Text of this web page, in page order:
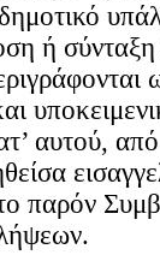
ή
αυτού,
παρόν